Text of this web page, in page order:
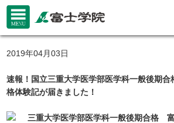
2019年04月03日
速報！国立三重大学医学部医学科一般後期合
格体験記が届きました！
三重大学医学部医学科一般後期合格